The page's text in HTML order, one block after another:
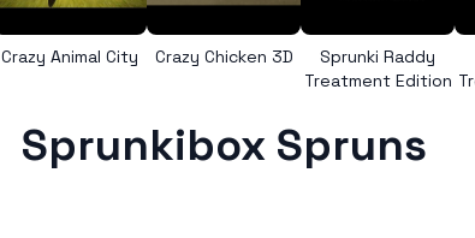
Crazy Animal City Crazy Chicken 3D
Sprunki Raddy
Treatment Edition
Sprunkibox Spruns